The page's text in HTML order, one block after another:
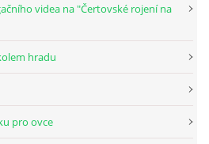
videa na "Čertovské rojení na
hradu
pro ovce